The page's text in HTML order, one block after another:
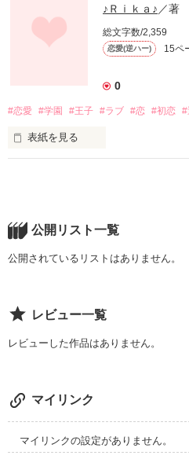
げる短編物語です。。。
♪Ｒｉｋａ♪ ／著
総文字数/2,359
恋愛(逆ハー) 15ペ
0
#恋愛 #学園 #王子 #ラブ #恋 #初恋 #
表紙を見る
♯♯♯♯♯♯♯♯♯♯♯
まだまだ全然未熟で意味不な小説
たいです。
公開リスト一覧
公開されているリストはありません。
レビュー一覧
レビューした作品はありません。
マイリンク
マイリンクの設定がありません。